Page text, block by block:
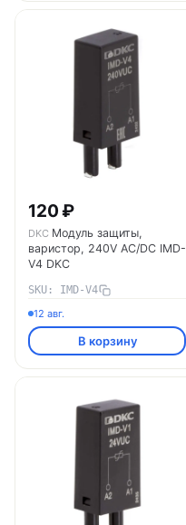
120 ₽
DKC Модуль защиты,
варистор, 240V AC/DC IMD-
V4 DKC
SKU: IMD-V4
12 авг.
В корзину